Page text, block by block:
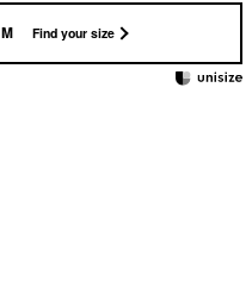
M Find your size